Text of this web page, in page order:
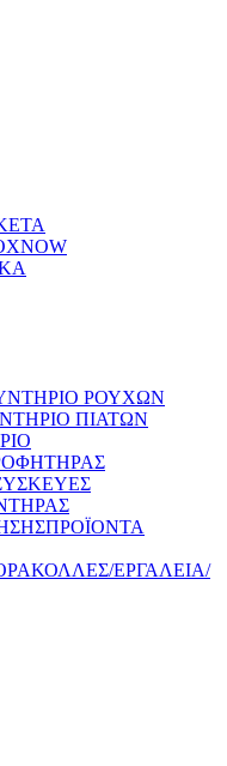
ΡΟΥΧΩΝ
ΠΙΑΤΩΝ
ΠΡΟΪΟΝΤΑ
ΚΟΛΛΕΣ/ΕΡΓΑΛΕΙΑ/